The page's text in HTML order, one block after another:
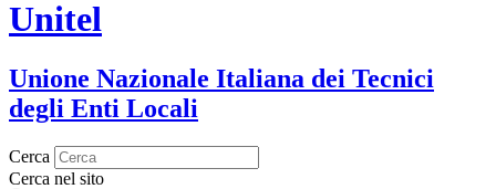
Unitel
Unione Nazionale Italiana dei Tecnici
degli Enti Locali
Cerca
Cerca nel sito